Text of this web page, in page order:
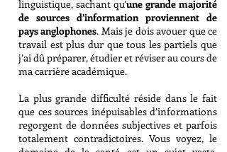
linguistique, sachant qu’une grande majorité
de sources d’information proviennent de
pays anglophones. Mais je dois avouer que ce
travail est plus dur que tous les partiels que
j’ai dû préparer, étudier et réviser au cours de
ma carrière académique.
La plus grande difficulté réside dans le fait
que ces sources inépuisables d’informations
regorgent de données subjectives et parfois
totalement contradictoires. Vous voyez, le